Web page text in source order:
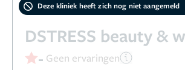
Deze kliniek heeft zich nog niet aangemeld
DSTRESS beauty &
- Geen ervaringen